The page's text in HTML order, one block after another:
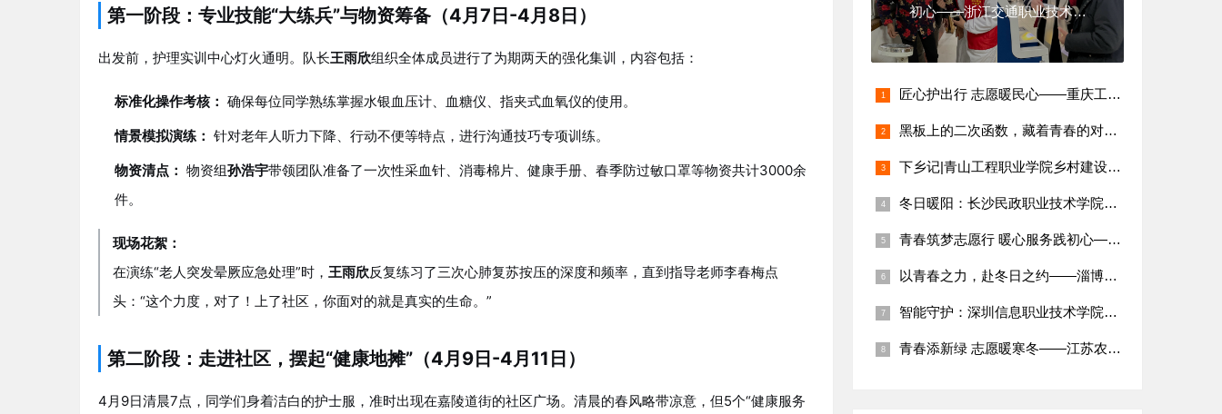
第一阶段：专业技能“大练兵”与物资筹备（4月7日-4月8日）
出发前，护理实训中心灯火通明。队长王雨欣组织全体成员进行了为期两天的强化集训，内容包括：
标准化操作考核： 确保每位同学熟练掌握水银血压计、血糖仪、指夹式血氧仪的使用。
情景模拟演练： 针对老年人听力下降、行动不便等特点，进行沟通技巧专项训练。
物资清点： 物资组孙浩宇带领团队准备了一次性采血针、消毒棉片、健康手册、春季防过敏口罩等物资共计3000余
件。
现场花絮：
在演练“老人突发晕厥应急处理”时， 王雨欣反复练习了三次心肺复苏按压的深度和频率，直到指导老师李春梅点
头：“这个力度，对了！上了社区，你面对的就是真实的生命。”
第二阶段：走进社区，摆起“健康地摊”（4月9日-4月11日）
4月9日清晨7点，同学们身着洁白的护士服，准时出现在嘉陵道街的社区广场。清晨的春风略带凉意，但5个“健康服务
初心——浙江交通职业技术学
院志愿者
匠心护出行 志愿暖民心——重庆工业职业技术学院志愿者社区汽车
黑板上的二次函数，藏着青春的对称轴
下乡记|青山工程职业学院乡村建设学院王芳：把知识‘种’进希望
冬日暖阳：长沙民政职业技术学院社会工作学子的社区服务实践
青春筑梦志愿行 暖心服务践初心——浙江交通职业技术学院志愿者
以青春之力，赴冬日之约——淄博职业学院护理专业李雨桐的充实寒
智能守护：深圳信息职业技术学院智能家居专业社区志愿服务纪实
青春添新绿 志愿暖寒冬——江苏农林职业技术学院学子2026年